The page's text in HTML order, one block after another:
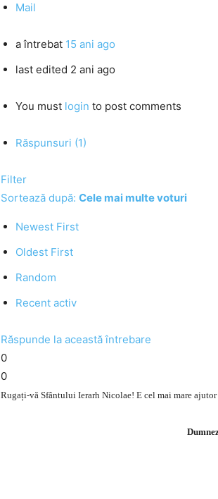
Mail
a întrebat 15 ani ago
last edited 2 ani ago
You must login to post comments
Răspunsuri (1)
Filter
Sortează după: Cele mai multe voturi
Newest First
Oldest First
Random
Recent activ
Răspunde la această întrebare
0
0
Rugați-vă Sfântului Ierarh Nicolae! E cel mai mare